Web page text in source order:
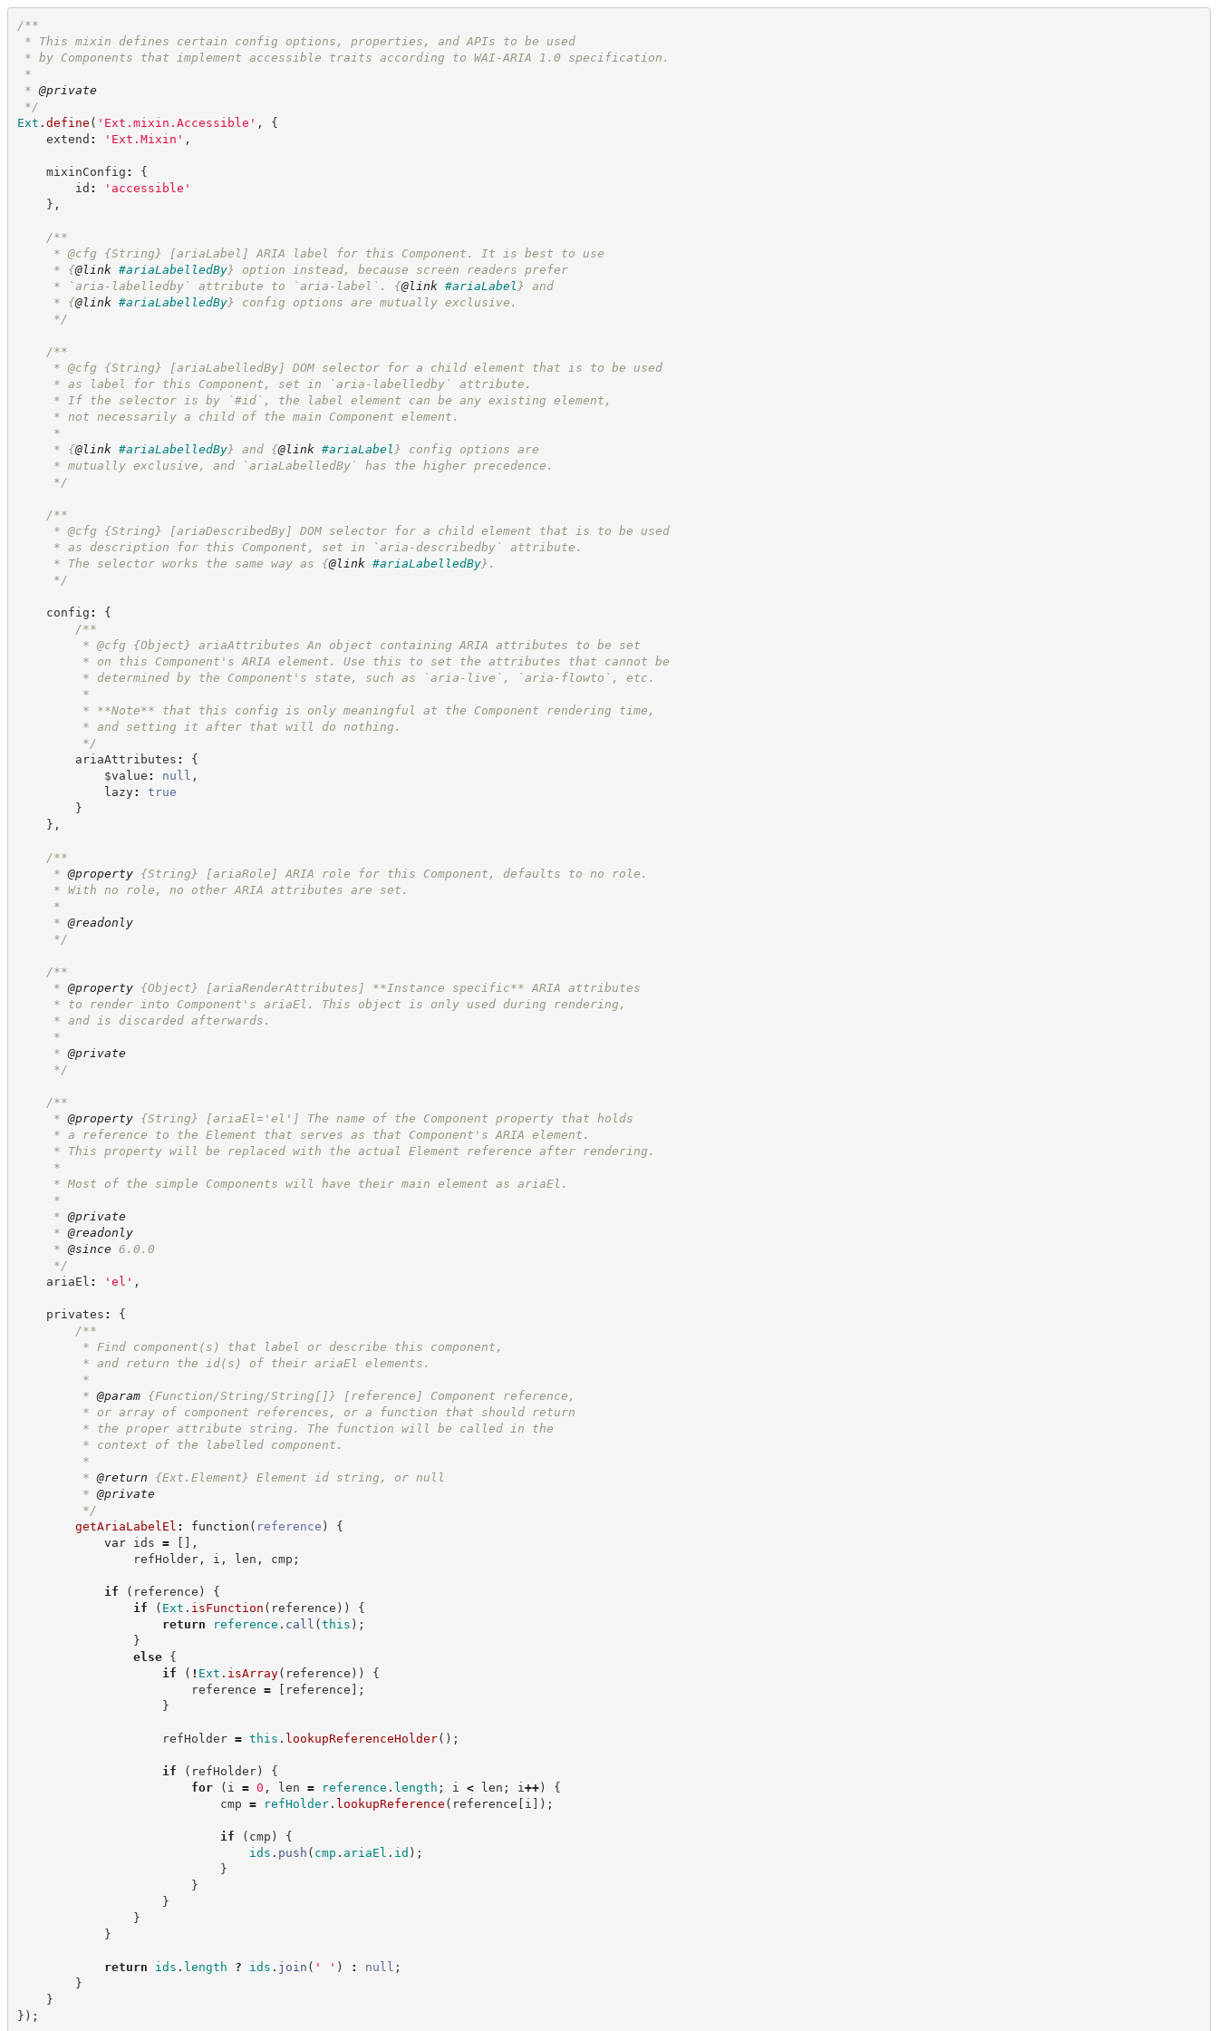
/**
* This mixin defines certain config options, properties, and APIs to be used
* by Components that implement accessible traits according to WAI-ARIA 1.0 specification.
*
* @private
*/
Ext . define ( ' Ext.mixin.Accessible ' ,
{
extend : ' Ext.Mixin ' ,
mixinConfig :
{
id : ' accessible '
} ,
/**
* @cfg {String}
[ariaLabel] ARIA label for this Component. It is best to use
* {@link #ariaLabelledBy} option instead, because screen readers prefer
* `aria-labelledby` attribute to `aria-label`. {@link #ariaLabel } and
* {@link #ariaLabelledBy} config options are mutually exclusive.
*/
/**
* @cfg {String}
[ariaLabelledBy] DOM selector for a child element that is to be used
* as label for this Component, set in `aria-labelledby` attribute.
* If the selector is by `#id`, the label element can be any existing element,
* not necessarily a child of the main Component element.
*
* {@link #ariaLabelledBy} and {@link #ariaLabel } config options are
* mutually exclusive, and `ariaLabelledBy` has the higher precedence.
*/
/**
* @cfg {String}
[ariaDescribedBy] DOM selector for a child element that is to be used
* as description for this Component, set in `aria-describedby` attribute.
* The selector works the same way as {@link #ariaLabelledBy} .
*/
config :
{
/**
* @cfg {Object}
ariaAttributes An object containing ARIA attributes to be set
* on this Component's ARIA element. Use this to set the attributes that cannot be
* determined by the Component's state, such as `aria-live`, `aria-flowto`, etc.
*
* **Note** that this config is only meaningful at the Component rendering time,
* and setting it after that will do nothing.
*/
ariaAttributes :
{
$value : null ,
lazy:
true
}
} ,
/**
* @property {String}
[ariaRole] ARIA role for this Component, defaults to no role.
* With no role, no other ARIA attributes are set.
*
* @readonly
*/
/**
* @property {Object}
[ariaRenderAttributes] **Instance specific** ARIA attributes
* to render into Component's ariaEl. This object is only used during rendering,
* and is discarded afterwards.
*
* @private
*/
/**
* @property {String}
[ariaEl='el'] The name of the Component property that holds
* a reference to the Element that serves as that Component's ARIA element.
* This property will be replaced with the actual Element reference after rendering.
*
* Most of the simple Components will have their main element as ariaEl.
*
* @private
* @readonly
* @since 6.0.0
*/
ariaEl : ' el ' ,
privates :
{
/**
* Find component(s) that label or describe this component,
* and return the id(s) of their ariaEl elements.
*
* @param {Function/String/String[]} [reference] Component reference,
* or array of component references, or a function that should return
* the proper attribute string. The function will be called in the
* context of the labelled component.
*
* @return {Ext.Element}
Element id string, or null
* @private
*/
getAriaLabelEl : function ( reference )
{
var ids = [ ] ,
refHolder, i , len , cmp ;
if ( reference )
{
if
( Ext . isFunction ( reference ) )
{
return
reference . call (this ) ;
}
else
{
if
( ! Ext . isArray( reference ) )
{
reference = [ reference ] ;
}
refHolder = this . lookupReferenceHolder( ) ;
if ( refHolder)
{
for
( i = 0 , len = reference . length ; i < len ; i ++)
{
cmp = refHolder. lookupReference ( reference [ i ] ) ;
if ( cmp )
{
ids . push ( cmp . ariaEl . id ) ;
}
}
}
}
}
return ids . length ? ids . join ( ' ' ) : null ;
}
}
} ) ;